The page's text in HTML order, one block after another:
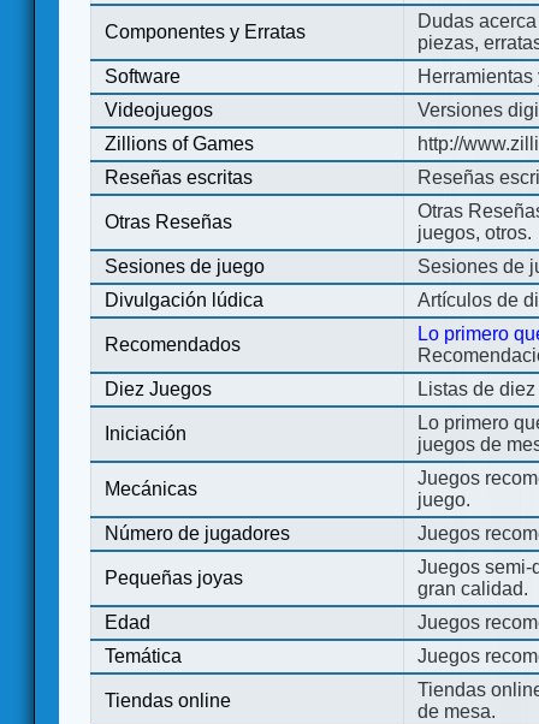
Componentes y Erratas
Dudas
piezas,
Software
Videojuegos
Versiones
Zillions of Games
http://
Reseñas escritas
Reseñas
Otras Reseñas
Otras
juegos, otros.
Sesiones de juego
Sesiones de
Divulgación lúdica
Artículos de
Recomendados
Lo primero
Diez Juegos
Listas de
Iniciación
Lo primero
juegos de
Mecánicas
Juegos
juego.
Número de jugadores
Juegos
Pequeñas joyas
Juegos semi-
gran calidad.
Edad
Juegos
Temática
Juegos
Tiendas online
Tiendas
de mesa.